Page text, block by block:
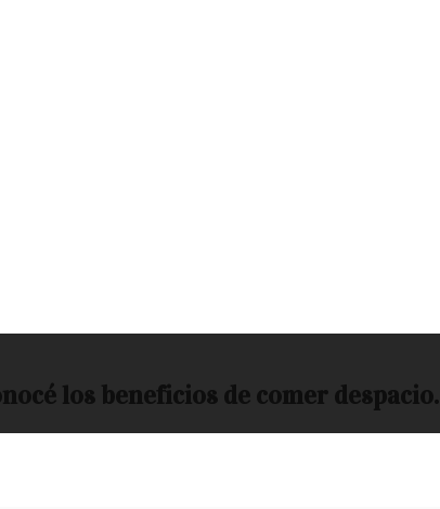
los beneficios de comer despacio.